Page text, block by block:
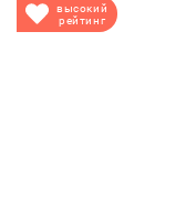
высокий
рейтинг